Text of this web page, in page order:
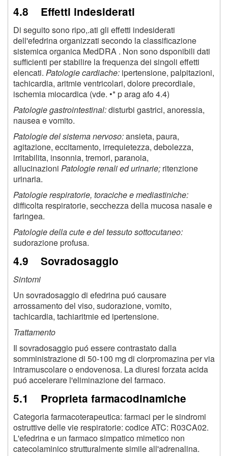
4.8 Effetti indesiderati
Di seguito sono ripo,.ati gli effetti indesiderati
dell'efedrina organizzati secondo la classificazione
sistemica organica MedDRA . Non sono dsponibili dati
sufficienti per stabilire la frequenza dei singoli effetti
elencati. Patologie cardiache: ipertensione, palpitazioni,
tachicardia, aritmie ventricolari, dolore precordiale,
ischemia miocardica (vde. •* p arag afo 4.4)
Patologie gastrointestinal:disturbi gastrici, anoressia,
nausea e vomito.
Patologie del sistema nervoso:ansieta, paura,
agitazione, eccitamento, irrequietezza, debolezza,
irritabilita, insonnia, tremori, paranoia,
allucinazioni Patologie renali ed urinarie; ritenzione
urinaria.
Patologie respiratorie, toraciche e mediastiniche:
difficolta respiratorie, secchezza della mucosa nasale e
faringea.
Patologie della cute e del tessuto sottocutaneo:
sudorazione profusa.
4.9 Sovradosaggio
Sintomi
Un sovradosaggio di efedrina puó causare
arrossamento del viso, sudorazione, vomito,
tachicardia, tachiaritmie ed ipertensione.
Trattamento
Il sovradosaggio puó essere contrastato dalla
somministrazione di 50-100 mg di clorpromazina per via
intramuscolare o endovenosa. La diuresi forzata acida
puó accelerare l'eliminazione del farmaco.
5.1 Proprieta farmacodinamiche
Categoria farmacoterapeutica: farmaci per le sindromi
ostruttive delle vie respiratorie: codice ATC: R03CA02.
L'efedrina e un farmaco simpatico mimetico non
catecolaminico strutturalmente simile all'adrenalina.